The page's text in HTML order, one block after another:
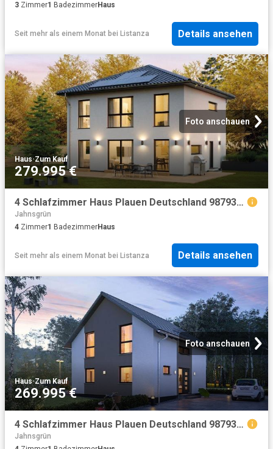
3 Zimmer1 BadezimmerHaus
Seit mehr als einem Monat bei Listanza Details ansehen
Foto anschauen
Haus·Zum Kauf
279.995 €
4 Schlafzimmer Haus Plauen Deutschland 98793613
Jahnsgrün
4 Zimmer1 BadezimmerHaus
Seit mehr als einem Monat bei Listanza Details ansehen
Foto anschauen
Haus·Zum Kauf
269.995 €
4 Schlafzimmer Haus Plauen Deutschland 98793609
Jahnsgrün